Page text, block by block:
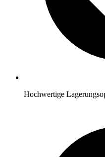
Hochwertige